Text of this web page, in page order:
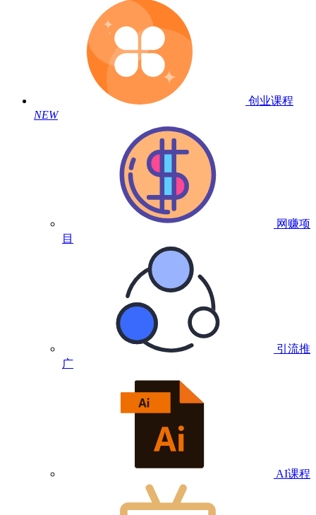
创业课程
NEW
网赚项
目
引流推
广
AI课程